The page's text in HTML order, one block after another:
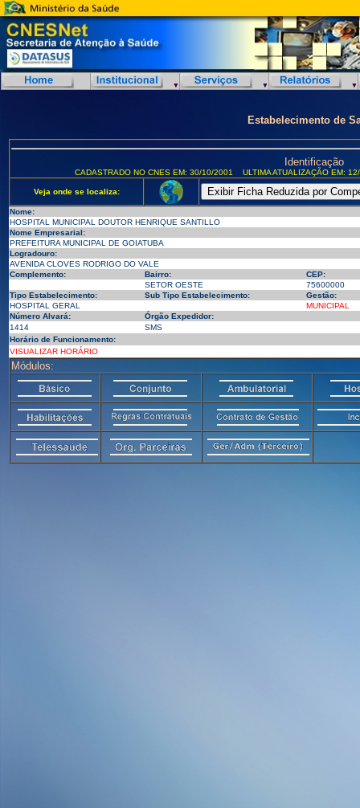
Estabelecimento de
Identificação
CADASTRADO NO CNES EM: 30/10/2001 ULTIMA ATUALIZAÇÃO EM:
Veja onde se localiza:
Nome:
HOSPITAL MUNICIPAL DOUTOR HENRIQUE SANTILLO
Nome Empresarial:
PREFEITURA MUNICIPAL DE GOIATUBA
Logradouro:
AVENIDA CLOVES RODRIGO DO VALE
Complemento:
Bairro:
CEP:
SETOR OESTE
75600000
Tipo Estabelecimento:
Sub Tipo Estabelecimento:
Gestão:
HOSPITAL GERAL
MUNICIPAL
Número Alvará:
Órgão Expedidor:
1414
SMS
Horário de Funcionamento:
VISUALIZAR HORÁRIO
Módulos: